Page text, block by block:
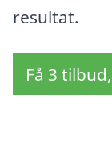
resultat.
Få 3